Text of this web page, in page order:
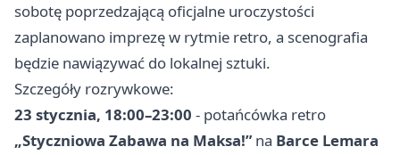
sobotę poprzedzającą oficjalne uroczystości
zaplanowano imprezę w rytmie retro, a scenografia
będzie nawiązywać do lokalnej sztuki.
Szczegóły rozrywkowe:
23 stycznia, 18:00–23:00 - potańcówka retro
„Styczniowa Zabawa na Maksa!”na Barce Lemara